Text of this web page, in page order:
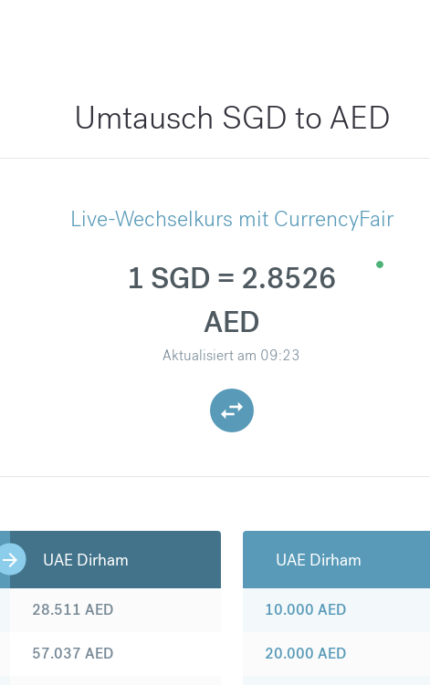
Umtausch SGD to AED
Live-Wechselkurs mit CurrencyFair
1 SGD = 2.8526
AED
Aktualisiert am 09:23
UAE Dirham
28.511 AED
57.037 AED
UAE Dirham
10.000 AED
20.000 AED